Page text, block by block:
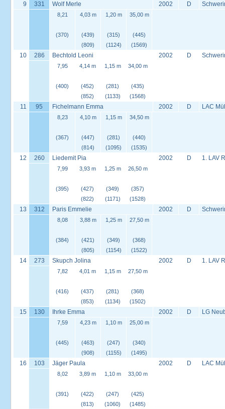
9 331 Wolf Merle 2002 D
8,21
(370)
4,03 m
(439)
(809)
1,20 m
(315)
(1124)
35,00 m
(445)
(1569)
10 286 Bechtold Leoni 2002 D
7,95
(400)
4,14 m
(452)
(852)
1,15 m
(281)
(1133)
34,00 m
(435)
(1568)
11 95 Fichelmann Emma 2002 D LAC
8,23
(367)
4,10 m
(447)
(814)
1,15 m
(281)
(1095)
34,50 m
(440)
(1535)
12 260 Liedemit Pia 2002 D 1. LAV
7,99
(395)
3,93 m
(427)
(822)
1,25 m
(349)
(1171)
26,50 m
(357)
(1528)
13 312 Paris Emmelie 2002 D
8,08
(384)
3,88 m
(421)
(805)
1,25 m
(349)
(1154)
27,50 m
(368)
(1522)
14 273 Skupch Jolina 2002 D 1. LAV
7,82
(416)
4,01 m
(437)
(853)
1,15 m
(281)
(1134)
27,50 m
(368)
(1502)
15 130 Ihrke Emma 2002 D LG
7,59
(445)
4,23 m
(463)
(908)
1,10 m
(247)
(1155)
25,00 m
(340)
(1495)
16 103 Jäger Paula 2002 D LAC
8,02
(391)
3,89 m
(422)
(813)
1,10 m
(247)
(1060)
33,00 m
(425)
(1485)